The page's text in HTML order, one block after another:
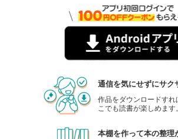
通信を気にせずにサク
作品をダウンロードす
こでも読書が楽しめます。
本棚を作って本の整理